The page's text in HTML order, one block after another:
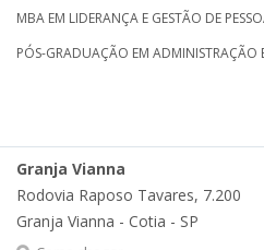
MBA EM LIDERANÇA E GESTÃO DE
PÓS-GRADUAÇÃO EM ADMINISTRAÇÃO
Granja Vianna
Rodovia Raposo Tavares, 7.200
Granja Vianna - Cotia - SP